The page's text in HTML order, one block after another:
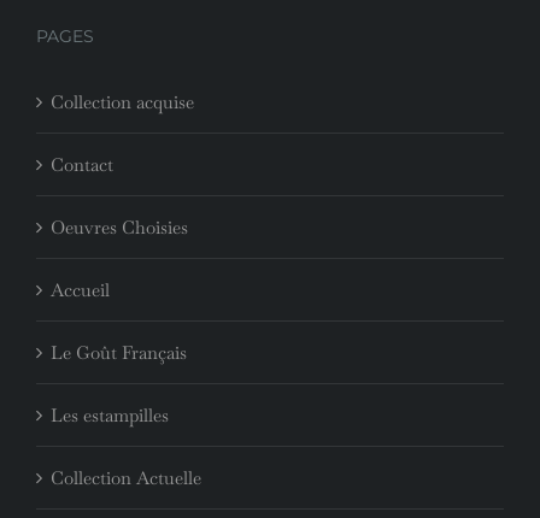
PAGES
Collection acquise
Contact
Oeuvres Choisies
Accueil
Le Goût Français
Les estampilles
Collection Actuelle